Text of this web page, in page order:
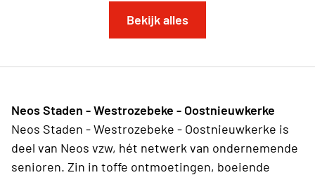
Bekijk alles
Neos Staden - Westrozebeke - Oostnieuwkerke
Neos Staden - Westrozebeke - Oostnieuwkerke is
deel van Neos vzw, hét netwerk van ondernemende
senioren. Zin in toffe ontmoetingen, boeiende